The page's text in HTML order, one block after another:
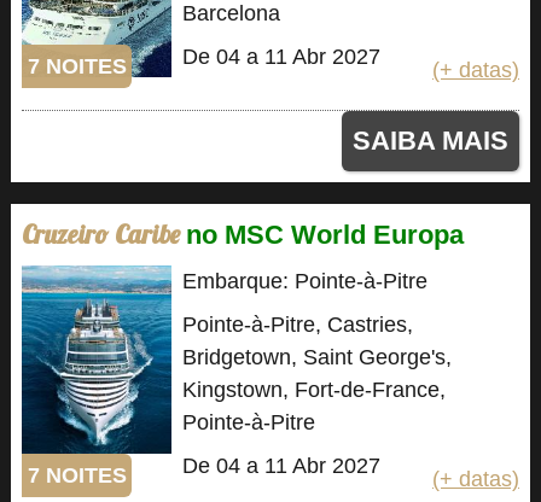
7 NOITES
Barcelona
De 04 a 11 Abr 2027
(+ datas)
SAIBA MAIS
Cruzeiro Caribe no MSC World Europa
7 NOITES
Embarque: Pointe-à-Pitre
Pointe-à-Pitre, Castries,
Bridgetown, Saint George's,
Kingstown, Fort-de-France,
Pointe-à-Pitre
De 04 a 11 Abr 2027
(+ datas)